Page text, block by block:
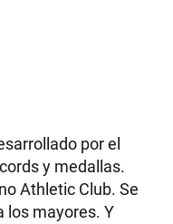
por el
y medallas.
Athletic Club. Se
los mayores. Y